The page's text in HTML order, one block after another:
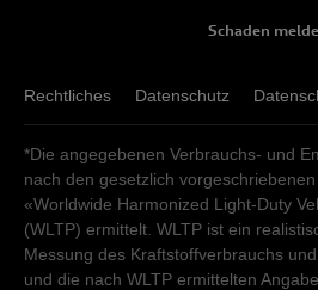
Schaden
Rechtliches Datenschutz
*Die angegebenen Verbrauchs- und
nach den gesetzlich
«Worldwide Harmonized Light-Duty
(WLTP) ermittelt. WLTP ist ein
Messung des Kraftstoffverbrauchs
und die nach WLTP ermittelten